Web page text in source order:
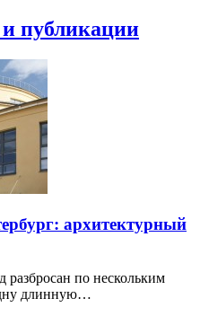
и публикации
архитектурный
разбросан по нескольким
длинную…